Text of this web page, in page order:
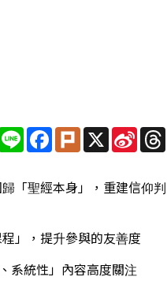
Line Facebook
PlurkX Sina
「聖經本身」，重建信仰判
」，提升參與的友善度
系統性」內容高度關注